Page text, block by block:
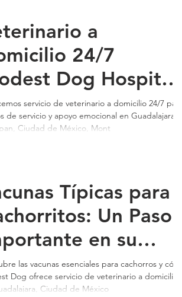
a
24/7
Dog Hospital
Mexico
MTY QRO GDL
servicio de veterinario a domicilio 24/7 para
de servicio y apoyo emocional en Guadalajara,
Ciudad de México, Mont
Típicas para
Un Paso
en su
y Bienestar
las vacunas esenciales para cachorros y cómo
Dog ofrece servicio de veterinario a domicilio
Ciudad de México